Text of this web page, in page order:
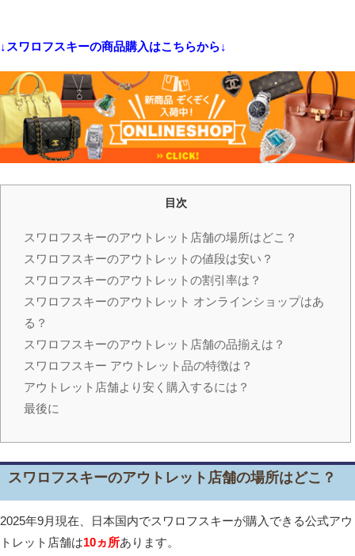
↓スワロフスキーの商品購入はこちらから↓
目次
スワロフスキーのアウトレット店舗の場所はどこ？
スワロフスキーのアウトレットの値段は安い？
スワロフスキーのアウトレットの割引率は？
スワロフスキーのアウトレット オンラインショップはあ
る？
スワロフスキーのアウトレット店舗の品揃えは？
スワロフスキー アウトレット品の特徴は？
アウトレット店舗より安く購入するには？
最後に
スワロフスキーのアウトレット店舗の場所はどこ？
2025年9月現在、日本国内でスワロフスキーが購入できる公式アウ
トレット店舗は10ヵ所あります。